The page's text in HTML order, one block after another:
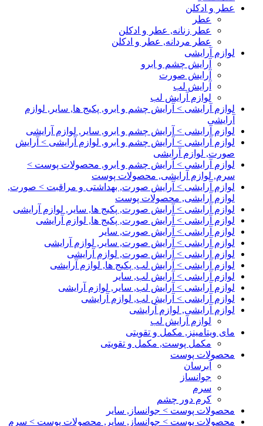
عطر و ادکلن
عطر
عطر زنانه, عطر و ادکلن
عطر مردانه, عطر و ادکلن
لوازم آرایشی
آرایش چشم و ابرو
آرایش صورت
آرایش لب
لوازم آرایش لب
لوازم آرایشی > آرایش چشم و ابرو, پکیج ها, سایر, لوازم
آرایشی
لوازم آرایشی > آرایش چشم و ابرو, سایر, لوازم آرایشی
لوازم آرایشی > آرایش چشم و ابرو, لوازم آرایشی > آرایش
صورت, لوازم آرایشی
لوازم آرایشی > آرایش چشم و ابرو, محصولات پوست >
سرم, لوازم آرایشی, محصولات پوست
لوازم آرایشی > آرایش صورت, بهداشتی و مراقبت > صورت,
لوازم آرایشی, محصولات پوست
لوازم آرایشی > آرایش صورت, پکیج ها, سایر, لوازم آرایشی
لوازم آرایشی > آرایش صورت, پکیج ها, لوازم آرایشی
لوازم آرایشی > آرایش صورت, سایر
لوازم آرایشی > آرایش صورت, سایر, لوازم آرایشی
لوازم آرایشی > آرایش صورت, لوازم آرایشی
لوازم آرایشی > آرایش لب, پکیج ها, لوازم آرایشی
لوازم آرایشی > آرایش لب, سایر
لوازم آرایشی > آرایش لب, سایر, لوازم آرایشی
لوازم آرایشی > آرایش لب, لوازم آرایشی
لوازم آرایشی, لوازم آرایشی
لوازم آرایش لب
مای ویتامینز, مکمل و تقویتی
مکمل پوست, مکمل و تقویتی
محصولات پوست
آبرسان
جوانساز
سرم
کرم دور چشم
محصولات پوست > جوانساز, سایر
محصولات پوست > جوانساز, سایر, محصولات پوست > سرم